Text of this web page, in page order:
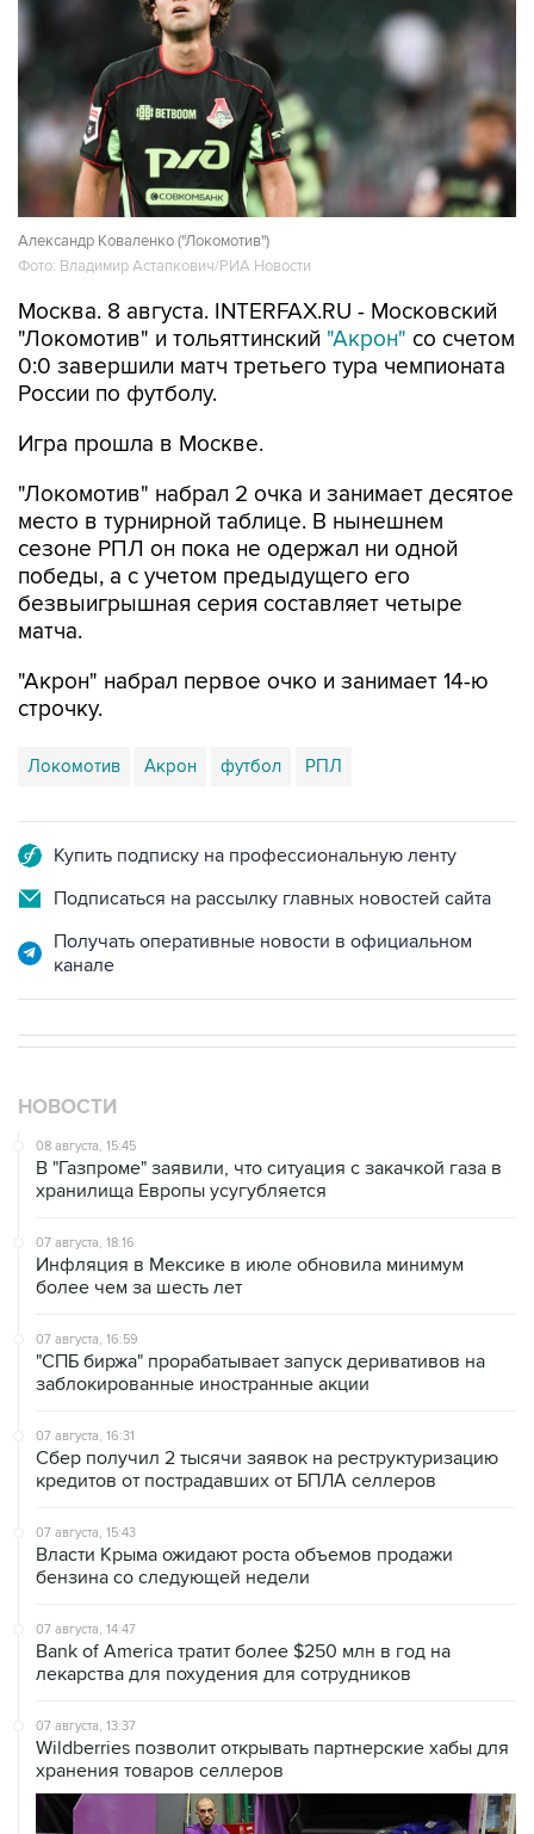
Александр Коваленко ("Локомотив")
Фото: Владимир Астапкович/РИА Новости
Москва. 8 августа. INTERFAX.RU - Московский
"Локомотив" и тольяттинский "Акрон" со счетом
0:0 завершили матч третьего тура чемпионата
России по футболу.
Игра прошла в Москве.
"Локомотив" набрал 2 очка и занимает десятое
место в турнирной таблице. В нынешнем
сезоне РПЛ он пока не одержал ни одной
победы, а с учетом предыдущего его
безвыигрышная серия составляет четыре
матча.
"Акрон" набрал первое очко и занимает 14-ю
строчку.
Локомотив Акрон футбол РПЛ
Купить подписку на профессиональную ленту
Подписаться на рассылку главных новостей сайта
Получать оперативные новости в официальном
канале
НОВОСТИ
08 августа, 15:45
В "Газпроме" заявили, что ситуация с закачкой газа в
хранилища Европы усугубляется
07 августа, 18:16
Инфляция в Мексике в июле обновила минимум
более чем за шесть лет
07 августа, 16:59
"СПБ биржа" прорабатывает запуск деривативов на
заблокированные иностранные акции
07 августа, 16:31
Сбер получил 2 тысячи заявок на реструктуризацию
кредитов от пострадавших от БПЛА селлеров
07 августа, 15:43
Власти Крыма ожидают роста объемов продажи
бензина со следующей недели
07 августа, 14:47
Bank of America тратит более $250 млн в год на
лекарства для похудения для сотрудников
07 августа, 13:37
Wildberries позволит открывать партнерские хабы для
хранения товаров селлеров